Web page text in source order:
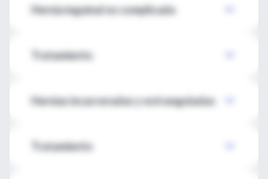
Hernia inguinal no complicada
Tratamiento
Hernias incarceradas y estranguladas
Tratamiento